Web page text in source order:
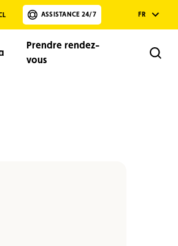
ASSISTANCE 24/7 FR
Prendre rendez-
vous